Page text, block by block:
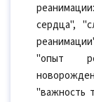
сердца",
"опыт
"важность